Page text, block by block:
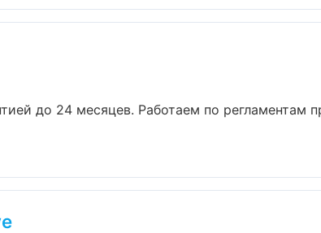
до 24 месяцев. Работаем по регламентам